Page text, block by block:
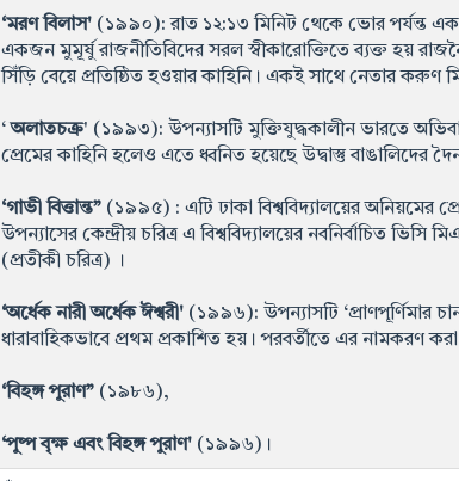
‘মরণ বিলাস' (১৯৯০): রাত ১২:১৩ মিনিট থেকে ভোর পর্যন্ত
একজন মুমূর্ষু রাজনীতিবিদের সরল স্বীকারোক্তিতে ব্যক্ত হয়
সিঁড়ি বেয়ে প্রতিষ্ঠিত হওয়ার কাহিনি। একই সাথে নেতার করুণ
‘অলাতচক্র' (১৯৯৩): উপন্যাসটি মুক্তিযুদ্ধকালীন ভারতে
প্রেমের কাহিনি হলেও এতে ধ্বনিত হয়েছে উদ্বাস্তু বাঙালিদের
‘গাভী বিত্তান্ত” (১৯৯৫) : এটি ঢাকা বিশ্ববিদ্যালয়ের অনিয়মের
উপন্যাসের কেন্দ্রীয় চরিত্র এ বিশ্ববিদ্যালয়ের নবনির্বাচিত
(প্রতীকী চরিত্র) ।
‘অর্ধেক নারী অর্ধেক ঈশ্বরী' (১৯৯৬): উপন্যাসটি ‘প্রাণপূর্ণিমার
ধারাবাহিকভাবে প্রথম প্রকাশিত হয়। পরবর্তীতে এর নামকরণ করা
‘বিহঙ্গ পুরাণ” (১৯৮৬),
‘পুষ্প বৃক্ষ এবং বিহঙ্গ পুরাণ' (১৯৯৬)।